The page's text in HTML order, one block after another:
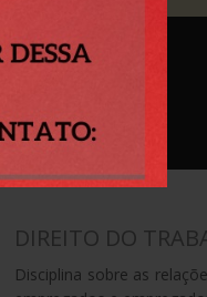
DIREITO DO
Disciplina sobre as